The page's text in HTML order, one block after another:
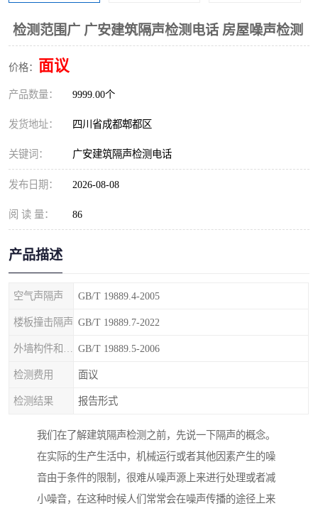
检测范围广 广安建筑隔声检测电话 房屋噪声检测
价格： 面议
产品数量： 9999.00个
发货地址： 四川省成都郫都区
关键词： 广安建筑隔声检测电话
发布日期： 2026-08-08
阅 读 量： 86
产品描述
空气声隔声 GB/T 19889.4-2005
楼板撞击隔声 GB/T 19889.7-2022
GB/T 19889.5-2006
检测费用 面议
检测结果 报告形式
我们在了解建筑隔声检测之前，先说一下隔声的概念。
在实际的生产生活中，机械运行或者其他因素产生的噪
音由于条件的限制，很难从噪声源上来进行处理或者减
小噪音，在这种时候人们常常会在噪声传播的途径上来